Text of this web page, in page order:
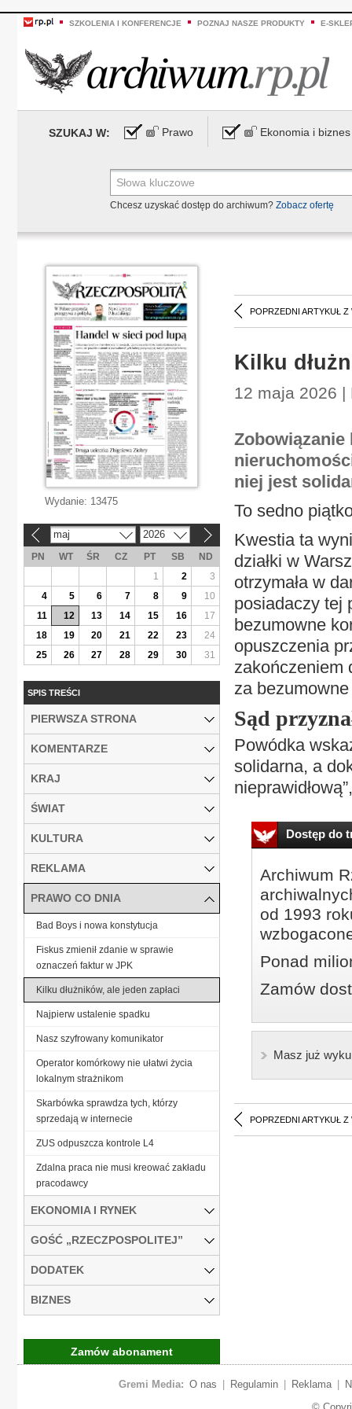
SZKOLENIA I KONFERENCJE POZNAJ NASZE PRODUKTY E-
SZUKAJ W: Prawo Ekonomia i biznes
Chcesz uzyskać dostęp do archiwum? Zobacz ofertę
POPRZEDNI ARTYKUŁ Z
Kilku
12 maja 2026 |
Zobowiązanie
niej jest
To sedno
Kwestia ta
działki w
otrzymała w
posiadaczy tej
bezumowne
opuszczenia
zakończeniem
za
Sąd
Powódka
solidarna, a
Dostęp do
Archiwum
od 1993
Ponad
Zamów
Masz już
POPRZEDNI ARTYKUŁ Z
Wydanie: 13475
maj 2026
PN WT ŚR CZ PT SB
ND
1
2
3
4
5 6 7 8 9
10
11
12 13 14 15 16
17
18
19 20 21 22 23
24
25
26 27 28 29 30 31
SPIS TREŚCI
PIERWSZA STRONA
KOMENTARZE
KRAJ
ŚWIAT
KULTURA
REKLAMA
PRAWO CO DNIA
Bad Boys i nowa konstytucja
Fiskus zmienił zdanie w sprawie
oznaczeń faktur w JPK
Kilku dłużników, ale jeden zapłaci
Najpierw ustalenie spadku
Nasz szyfrowany komunikator
Operator komórkowy nie ułatwi życia
lokalnym strażnikom
Skarbówka sprawdza tych, którzy
sprzedają w internecie
ZUS odpuszcza kontrole L4
Zdalna praca nie musi kreować zakładu
pracodawcy
EKONOMIA I RYNEK
GOŚĆ „RZECZPOSPOLITEJ”
DODATEK
BIZNES
Zamów abonament
Gremi Media: O nas Regulamin Reklama